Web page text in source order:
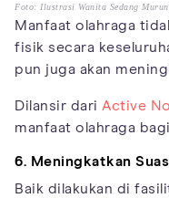
Foto: Ilustrasi Wanita Sedang
Manfaat olahraga
fisik secara
pun juga akan
Dilansir dari Active
manfaat olahraga
6. Meningkatkan
Baik dilakukan di